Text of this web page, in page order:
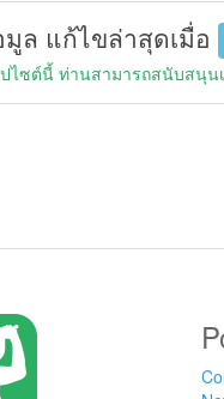
ล แก้ไขล่าสุดเมื่อ
ไซต์นี้ ท่านสามารถสนับสนุน